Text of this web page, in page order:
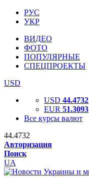
РУС
УКР
ВИДЕО
ФОТО
ПОПУЛЯРНЫЕ
СПЕЦПРОЕКТЫ
USD
USD 44.4732
EUR 51.3093
Все курсы валют
44.4732
Авторизация
Поиск
UA